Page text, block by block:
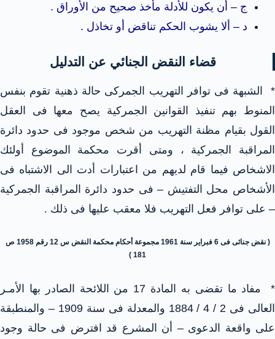
ج – أن يكون للأدلة مأخذ صحيح من الأوراق .
د – ألا يشوب الحكم تناقض أو تخاذل .
قضاء النقض الجنائي عن التدليل
* الشبهة فى توافر التهريب الجمركى حالة ذهنية تقوم بنفس
المنوط بهم تنفيذ القوانين الجمركية يصح معها فى العقل
القول بقيام مظنة التهريب من شخص موجود فى حدود دائرة
المراقبة الجمركية ، ومتى أقرت محكمة الموضوع أولئك
الاشخاص فيما قام لديهم من اعتبارات أدت الى الاشتباه فى
الأشخاص محل التفتيش – فى حدود دائرة المراقبة الجمركية
– على توافر فعل التهريب فلا معقب عليها فى ذلك .
( نقض جنائى فى 6 فبراير سنة 1961 مجموعة أحكام محكمة النقض س 12 رقم 1958 ص
181 )
* مفاد ما تقضى به المادة 17 من اللائحة الصادر بها الأمـر
العالى فى 2 / 4 / 1884 والمعدلة فى سنة 1909 – والمنطبقة
على واقعة الدعوى – أن المشرع قد افترض فى حالة وجود